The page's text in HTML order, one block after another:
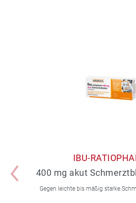
IBU-
400 mg akut
Gegen leichte bis mäßig starke